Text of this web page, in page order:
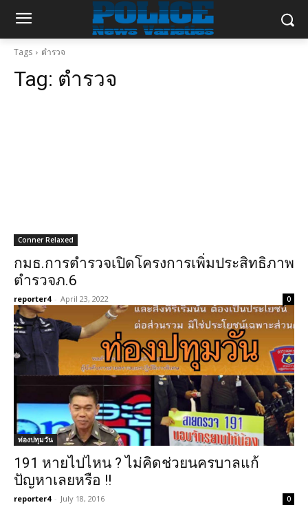
Tags ตำรวจ
Tag: ตำรวจ
Conner Relaxed
กมธ.การตำรวจเปิดโครงการเพิ่มประสิทธิภาพ
ตำรวจภ.6
reporter4 - April 23, 2022 0
ท่องปทุมวัน
191 หายไปไหน ? ไม่คิดช่วยนครบาลแก้
ปัญหาเลยหรือ !!
reporter4 - July 18, 2016 0